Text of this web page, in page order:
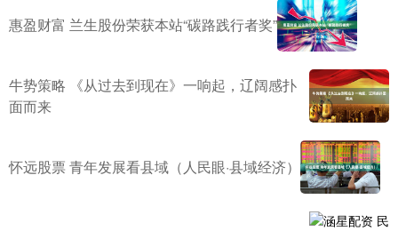
惠盈财富 兰生股份荣获本站“碳路践行者奖”
牛势策略 《从过去到现在》一响起，辽阔感扑
面而来
怀远股票 青年发展看县域（人民眼·县域经济）